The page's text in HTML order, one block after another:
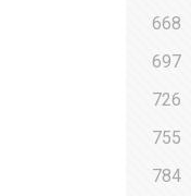
668
697
726
755
784